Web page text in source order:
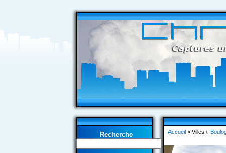
Recherche Accueil» Villes »